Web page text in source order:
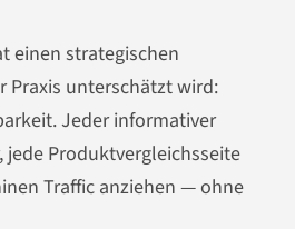
einen strategischen
Praxis unterschätzt wird:
Jeder informativer
jede Produktvergleichsseite
Traffic anziehen — ohne